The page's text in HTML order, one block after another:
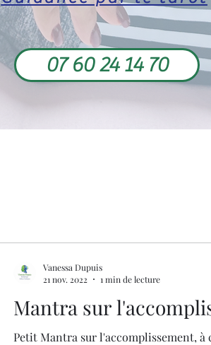
07 60 24 14 70
Mantra sur
Petit Mantra sur l'accomplissement, à
Vanessa Dupuis
21 nov. 2022
1 min de lecture